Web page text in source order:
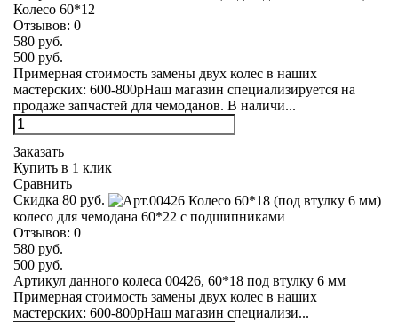
Колесо 60*12
Отзывов: 0
580 руб.
500 руб.
Примерная стоимость замены двух колес в наших
мастерских: 600-800рНаш магазин специализируется на
продаже запчастей для чемоданов. В наличи...
Заказать
Купить в 1 клик
Сравнить
Скидка 80 руб.
колесо для чемодана 60*22 с подшипниками
Отзывов: 0
580 руб.
500 руб.
Артикул данного колеса 00426, 60*18 под втулку 6 мм
Примерная стоимость замены двух колес в наших
мастерских: 600-800рНаш магазин специализи...